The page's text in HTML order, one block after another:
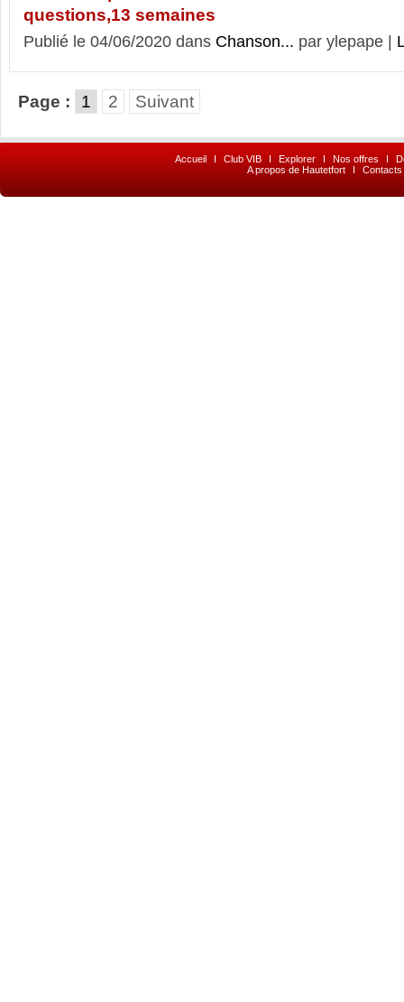
questions,13 semaines
Publié le 04/06/2020 dans Chanson... par ylepape |
Page : 1 2 Suivant
Accueil I Club VIB I Explorer I Nos offres I
A propos de Hautetfort
I Contacts